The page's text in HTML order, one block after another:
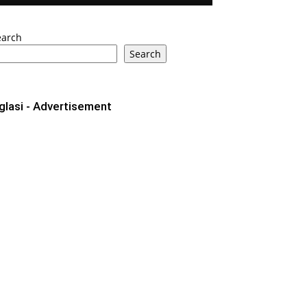
Search
- Advertisement